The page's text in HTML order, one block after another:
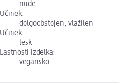
nude
Učinek:
dolgoobstojen, vlažilen
Učinek:
lesk
Lastnosti izdelka:
vegansko